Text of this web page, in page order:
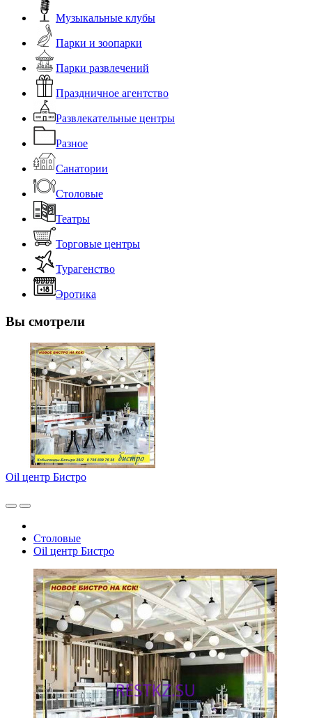
Музыкальные клубы
Парки и зоопарки
Парки развлечений
Праздничное агентство
Развлекательные центры
Разное
Санатории
Столовые
Театры
Торговые центры
Турагенство
Эротика
Вы смотрели
Oil центр Бистро
Столовые
Oil центр Бистро